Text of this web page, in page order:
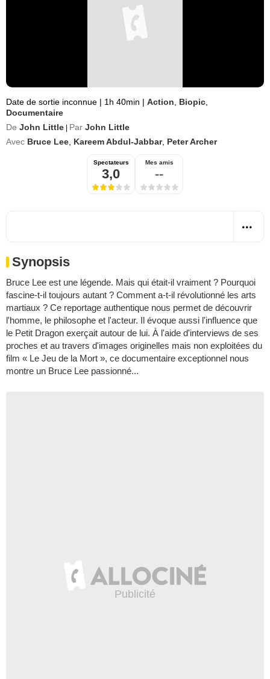
Date de sortie inconnue | 1h 40min | Action Biopic
Documentaire
De John Little Par John Little
Avec Bruce Lee Kareem Abdul-Jabbar, Peter Archer
Spectateurs
3,0
Mes amis
--
Synopsis
Bruce Lee est une légende. Mais qui était-il vraiment ? Pourquoi
fascine-t-il toujours autant ? Comment a-t-il révolutionné les arts
martiaux ? Ce reportage authentique nous permet de découvrir
l'homme, le philosophe et l'acteur. Il évoque aussi l'influence que
le Petit Dragon exerçait autour de lui. À l'aide d'interviews de ses
proches et au travers d'images originelles mais non exploitées du
film « Le Jeu de la Mort », ce documentaire exceptionnel nous
montre un Bruce Lee passionné...